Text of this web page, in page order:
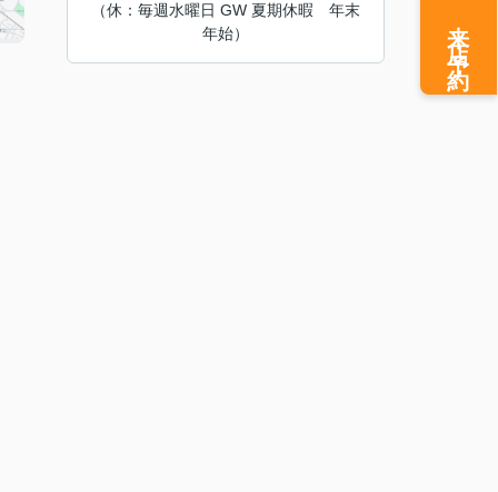
（休：毎週水曜日 GW 夏期休暇 年末
年始）
来店予約